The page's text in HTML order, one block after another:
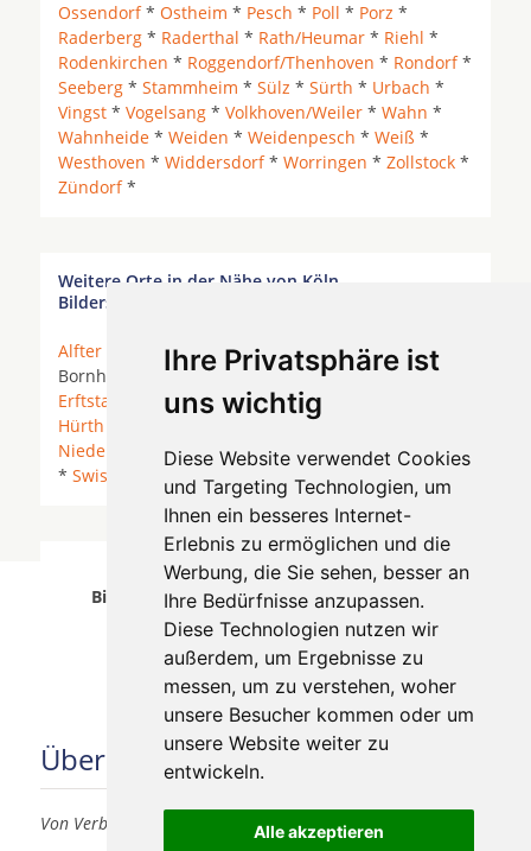
Ihre Privatsphäre ist
uns wichtig
Diese Website verwendet Cookies
und Targeting Technologien, um
Ihnen ein besseres Internet-
Erlebnis zu ermöglichen und die
Werbung, die Sie sehen, besser an
Ihre Bedürfnisse anzupassen.
Diese Technologien nutzen wir
außerdem, um Ergebnisse zu
messen, um zu verstehen, woher
unsere Besucher kommen oder um
unsere Website weiter zu
entwickeln.
Alle akzeptieren
Ossendorf* Ostheim * Pesch * Poll * Porz *
Raderberg * Raderthal * Rath/Heumar * Riehl *
Rodenkirchen * Roggendorf/Thenhoven * Rondorf*
Seeberg * Stammheim * Sülz * Sürth * Urbach *
Vingst * Vogelsang * Volkhoven/Weiler * Wahn *
Wahnheide * Weiden * Weidenpesch * Weiß *
Westhoven * Widdersdorf* Worringen * Zollstock *
Zündorf*
Weitere Orte in der Nähe von Köln
Bilderstöckchen
Alfter * Bergisch Gladbach *Bonn*Bornheim*
Bornheim (Rheinland) * Brühl (Rheinland)*
Erftstadt
* Euskirchen *Frechen* Hennef (Sieg) *
Hürth
* Lohmar *
Niederkassel
* Rösrath *Sankt Augustin* Siegburg
* Swisttal Troisdorf Weilerswist Wesseling
Zahnärzte für Zahnimplantete in Köln
Bilderstöckchen wurde am 06 August 2026
aktualisiert.
Über uns
Von Verbrauchern für Verbraucher